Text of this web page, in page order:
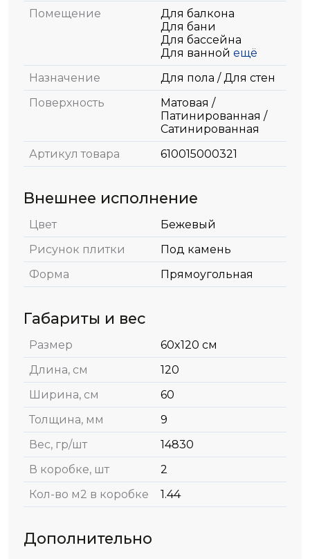
Помещение
Для балкона
Для бани
Для бассейна
Для ванной ещё
Назначение
Для пола / Для стен
Поверхность
Матовая /
Патинированная /
Сатинированная
Артикул товара
610015000321
Внешнее исполнение
Цвет
Бежевый
Рисунок плитки
Под камень
Форма
Прямоугольная
Габариты и вес
Размер
60x120 см
Длина, см
120
Ширина, см
60
Толщина, мм
9
Вес, гр/шт
14830
В коробке, шт
2
Кол-во м2 в коробке
1.44
Дополнительно